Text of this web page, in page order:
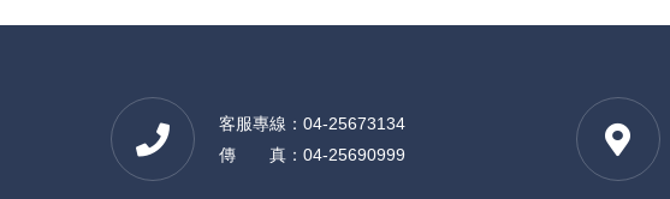
客服專線：04-25673134
傳 真：04-25690999